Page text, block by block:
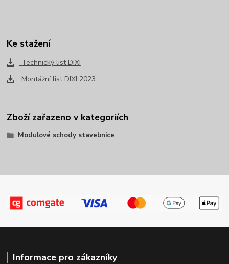
Ke stažení
Technický list DIXI
Montážní list DIXI 2023
Zboží zařazeno v kategoriích
Modulové schody stavebnice
Informace pro zákazníky